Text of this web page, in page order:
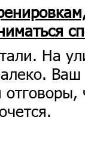
На